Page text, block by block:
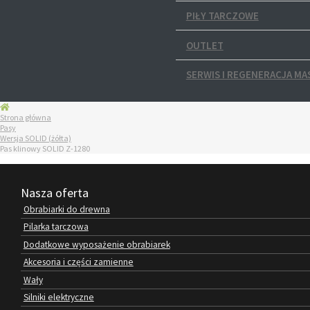
PIŁY TARCZOWE
OUTLET
SERWIS I REGENERACJA
Strona główna
Pasy
Wersja SOLID (żółta)
Pas klinowy SOLID Z-1280
Nasza oferta
Obrabiarki do drewna
Pilarka tarczowa
Dodatkowe wyposażenie obrabiarek
Akcesoria i części zamienne
Wały
Silniki elektryczne